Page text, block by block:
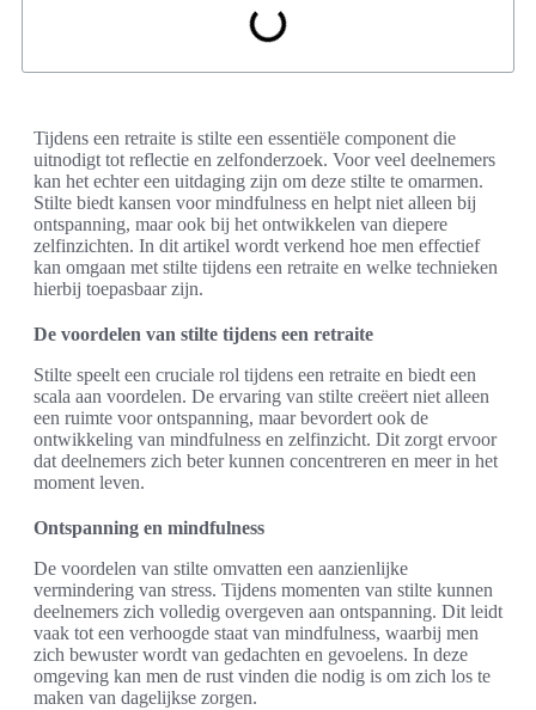
Tijdens een retraite is stilte een essentiële component die
uitnodigt tot reflectie en zelfonderzoek. Voor veel deelnemers
kan het echter een uitdaging zijn om deze stilte te omarmen.
Stilte biedt kansen voor mindfulness en helpt niet alleen bij
ontspanning, maar ook bij het ontwikkelen van diepere
zelfinzichten. In dit artikel wordt verkend hoe men effectief
kan omgaan met stilte tijdens een retraite en welke technieken
hierbij toepasbaar zijn.
De voordelen van stilte tijdens een retraite
Stilte speelt een cruciale rol tijdens een retraite en biedt een
scala aan voordelen. De ervaring van stilte creëert niet alleen
een ruimte voor ontspanning, maar bevordert ook de
ontwikkeling van mindfulness en zelfinzicht. Dit zorgt ervoor
dat deelnemers zich beter kunnen concentreren en meer in het
moment leven.
Ontspanning en mindfulness
De voordelen van stilte omvatten een aanzienlijke
vermindering van stress. Tijdens momenten van stilte kunnen
deelnemers zich volledig overgeven aan ontspanning. Dit leidt
vaak tot een verhoogde staat van mindfulness, waarbij men
zich bewuster wordt van gedachten en gevoelens. In deze
omgeving kan men de rust vinden die nodig is om zich los te
maken van dagelijkse zorgen.